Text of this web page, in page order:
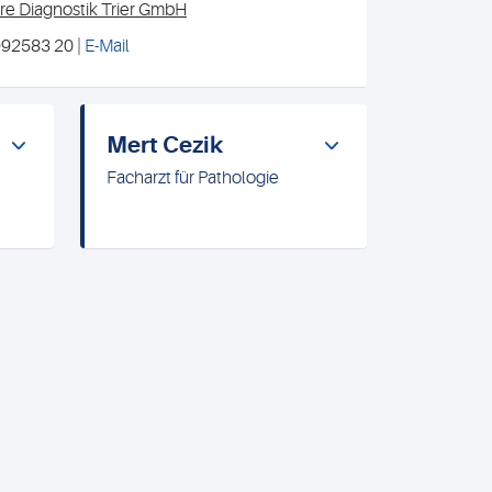
Diagnostik Trier GmbH
20 | E-Mail
Mert Cezik
Facharzt für Pathologie